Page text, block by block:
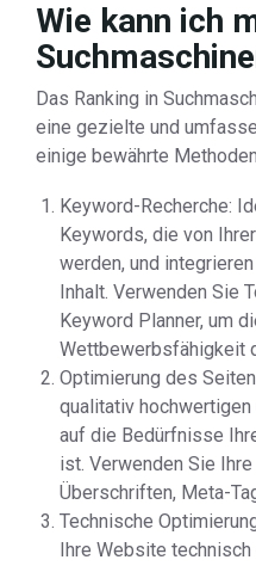
Wie kann ich
Das Ranking in
eine gezielte und
einige bewährte
Keyword-Recherche:
Keywords, die von
werden, und
Inhalt. Verwenden Sie
Keyword Planner, um
Wettbewerbsfähigkeit
Optimierung des
qualitativ
auf die Bedürfnisse
ist. Verwenden Sie
Überschriften, Meta-
Technische
Ihre Website